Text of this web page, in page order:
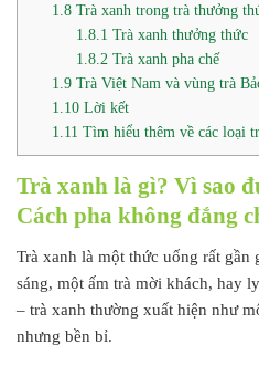
1.8 Trà xanh trong trà thưởng
1.8.1 Trà xanh thưởng thức
1.8.2Trà xanh pha chế
1.9 Trà Việt Nam và vùng trà
1.10 Lời kết
1.11 Tìm hiểu thêm về các loại
Trà xanh là gì? Vì sao
Cách pha không đắng
Trà xanh là một thức uống rất
sáng, một ấm trà mời khách, hay
– trà xanh thường xuất hiện như
nhưng bền bỉ.